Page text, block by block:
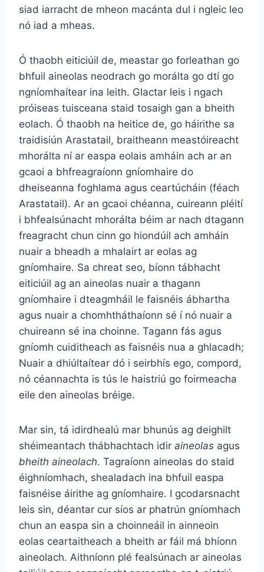
siad iarracht de mheon macánta dul i ngleic leo
nó iad a mheas.
Ó thaobh eiticiúil de, meastar go forleathan go
bhfuil aineolas neodrach go morálta go dtí go
ngníomhaítear ina leith. Glactar leis i ngach
próiseas tuisceana staid tosaigh gan a bheith
eolach. Ó thaobh na heitice de, go háirithe sa
traidisiún Arastatail, braitheann meastóireacht
mhorálta ní ar easpa eolais amháin ach ar an
gcaoi a bhfreagraíonn gníomhaire do
dheiseanna foghlama agus ceartúcháin (féach
Arastatail). Ar an gcaoi chéanna, cuireann pléití
i bhfealsúnacht mhorálta béim ar nach dtagann
freagracht chun cinn go hiondúil ach amháin
nuair a bheadh ​​a mhalairt ar eolas ag
gníomhaire. Sa chreat seo, bíonn tábhacht
eiticiúil ag an aineolas nuair a thagann
gníomhaire i dteagmháil le faisnéis ábhartha
agus nuair a chomhtháthaíonn sé í nó nuair a
chuireann sé ina choinne. Tagann fás agus
gníomh cuiditheach as faisnéis nua a ghlacadh;
Nuair a dhiúltaítear dó i seirbhís ego, compord,
nó céannachta is tús le haistriú go foirmeacha
eile den aineolas bréige.
Mar sin, tá idirdhealú mar bhunús ag deighilt
shéimeantach thábhachtach idir aineolas agus
bheith aineolach. Tagraíonn aineolas do staid
éighníomhach, shealadach ina bhfuil easpa
faisnéise áirithe ag gníomhaire. I gcodarsnacht
leis sin, déantar cur síos ar phatrún gníomhach
chun an easpa sin a choinneáil in ainneoin
eolas ceartaitheach a bheith ar fáil má bhíonn
aineolach. Aithníonn plé fealsúnach ar aineolas